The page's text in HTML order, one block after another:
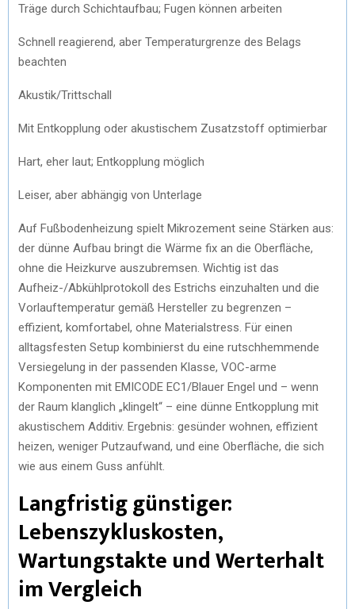
Träge durch Schichtaufbau; Fugen können arbeiten
Schnell reagierend, aber Temperaturgrenze des Belags
beachten
Akustik/Trittschall
Mit Entkopplung oder akustischem Zusatzstoff optimierbar
Hart, eher laut; Entkopplung möglich
Leiser, aber abhängig von Unterlage
Auf Fußbodenheizung spielt Mikrozement seine Stärken aus:
der dünne Aufbau bringt die Wärme fix an die Oberfläche,
ohne die Heizkurve auszubremsen. Wichtig ist das
Aufheiz-/Abkühlprotokoll des Estrichs einzuhalten und die
Vorlauftemperatur gemäß Hersteller zu begrenzen –
effizient, komfortabel, ohne Materialstress. Für einen
alltagsfesten Setup kombinierst du eine rutschhemmende
Versiegelung in der passenden Klasse, VOC-arme
Komponenten mit EMICODE EC1/Blauer Engel und – wenn
der Raum klanglich „klingelt“ – eine dünne Entkopplung mit
akustischem Additiv. Ergebnis: gesünder wohnen, effizient
heizen, weniger Putzaufwand, und eine Oberfläche, die sich
wie aus einem Guss anfühlt.
Langfristig günstiger:
Lebenszykluskosten,
Wartungstakte und Werterhalt
im Vergleich